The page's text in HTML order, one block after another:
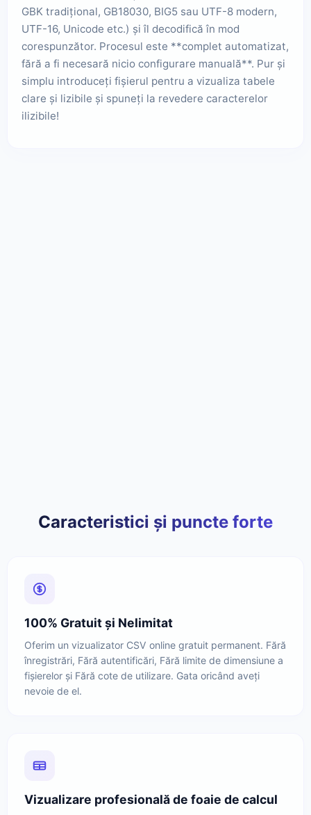
GBK tradițional, GB18030, BIG5 sau UTF-8 modern,
UTF-16, Unicode etc.) și îl decodifică în mod
corespunzător. Procesul este **complet automatizat,
fără a fi necesară nicio configurare manuală**. Pur și
simplu introduceți fișierul pentru a vizualiza tabele
clare și lizibile și spuneți la revedere caracterelor
ilizibile!
Caracteristici și puncte forte
100% Gratuit și Nelimitat
Oferim un vizualizator CSV online gratuit permanent. Fără
înregistrări, Fără autentificări, Fără limite de dimensiune a
fișierelor și Fără cote de utilizare. Gata oricând aveți
nevoie de el.
Vizualizare profesională de foaie de calcul